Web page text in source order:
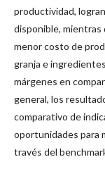
productividad,
disponible, mientras
menor costo de
granja e
márgenes en
general, los
comparativo de
oportunidades para
través del